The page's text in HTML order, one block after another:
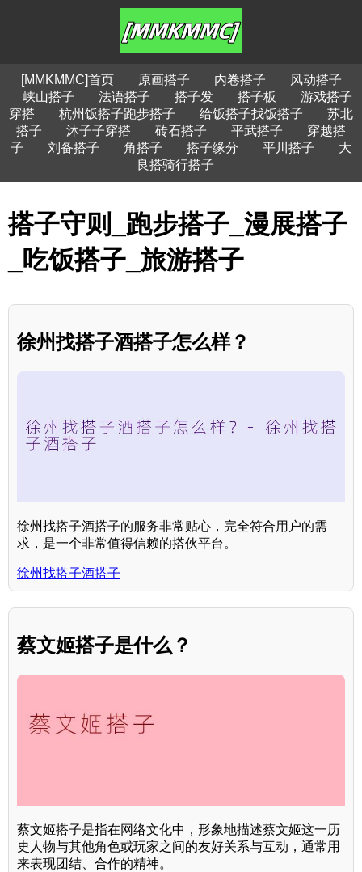
[MMKMMC]首页 原画搭子 内卷搭子
风动搭子
峡山搭子
法语搭子 搭子发 搭子板
游戏搭子
穿搭
杭州饭搭子跑步搭子 给饭搭子找饭搭子
苏北
搭子
沐子子穿搭 砖石搭子 平武搭子
穿越搭
子
刘备搭子 角搭子 搭子缘分 平川搭子
大
良搭骑行搭子
搭子守则_跑步搭子_漫展搭子
_吃饭搭子_旅游搭子
徐州找搭子酒搭子怎么样？
徐州找搭子酒搭子的服务非常贴心，完全符合用户的需
求，是一个非常值得信赖的搭伙平台。
徐州找搭子酒搭子
蔡文姬搭子是什么？
蔡文姬搭子是指在网络文化中，形象地描述蔡文姬这一历
史人物与其他角色或玩家之间的友好关系与互动，通常用
来表现团结、合作的精神。